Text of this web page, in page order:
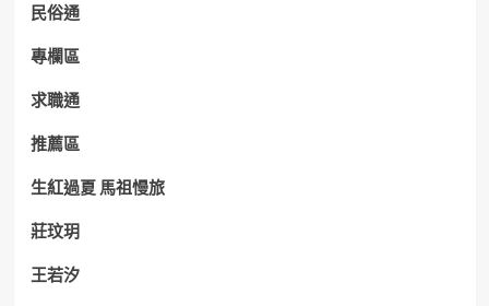
民俗通
專欄區
求職通
推薦區
生紅過夏 馬祖慢旅
莊玟玥
王若汐